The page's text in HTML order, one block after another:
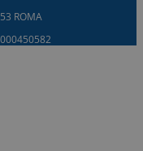
ROMA